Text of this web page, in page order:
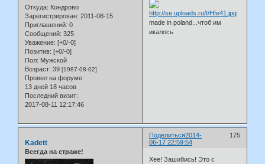
Откуда: Кондрово
Зарегистрирован: 2011-08-15
Приглашений: 0
Сообщений: 325
Уважение: [+0/-0]
Позитив: [+0/-0]
Пол: Мужской
Возраст: 39 [1987-08-02]
Провел на форуме:
13 дней 18 часов
Последний визит:
2017-08-11 12:17:46
made in poland...чтоб им
икалось
Поделиться 175
2014-
06-17 22:59:54
Kadett
Всегда на страже!
Хее! Зашибись! Это с